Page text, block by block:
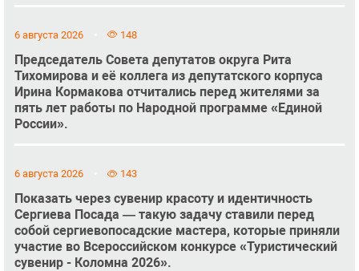
6 августа 2026 148
Председатель Совета депутатов округа Рита
Тихомирова и её коллега из депутатского корпуса
Ирина Кормакова отчитались перед жителями за
пять лет работы по Народной программе «Единой
России».
6 августа 2026 143
Показать через сувенир красоту и идентичность
Сергиева Посада — такую задачу ставили перед
собой сергиевопосадские мастера, которые приняли
участие во Всероссийском конкурсе «Туристический
сувенир - Коломна 2026».